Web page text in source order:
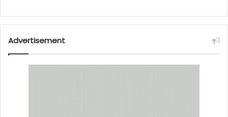
Advertisement